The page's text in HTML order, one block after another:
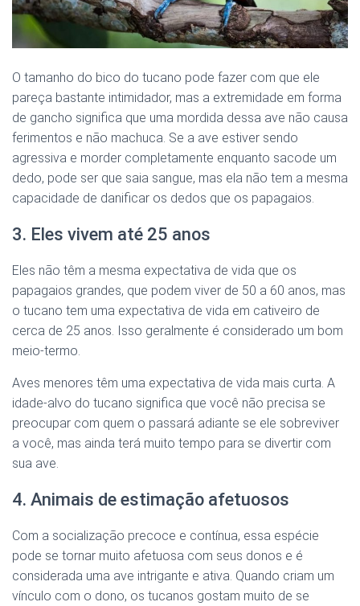
O tamanho do bico do tucano pode fazer com que ele
pareça bastante intimidador, mas a extremidade em forma
de gancho significa que uma mordida dessa ave não causa
ferimentos e não machuca. Se a ave estiver sendo
agressiva e morder completamente enquanto sacode um
dedo, pode ser que saia sangue, mas ela não tem a mesma
capacidade de danificar os dedos que os papagaios.
3. Eles vivem até 25 anos
Eles não têm a mesma expectativa de vida que os
papagaios grandes, que podem viver de 50 a 60 anos, mas
o tucano tem uma expectativa de vida em cativeiro de
cerca de 25 anos. Isso geralmente é considerado um bom
meio-termo.
Aves menores têm uma expectativa de vida mais curta. A
idade-alvo do tucano significa que você não precisa se
preocupar com quem o passará adiante se ele sobreviver
a você, mas ainda terá muito tempo para se divertir com
sua ave.
4. Animais de estimação afetuosos
Com a socialização precoce e contínua, essa espécie
pode se tornar muito afetuosa com seus donos e é
considerada uma ave intrigante e ativa. Quando criam um
vínculo com o dono, os tucanos gostam muito de se